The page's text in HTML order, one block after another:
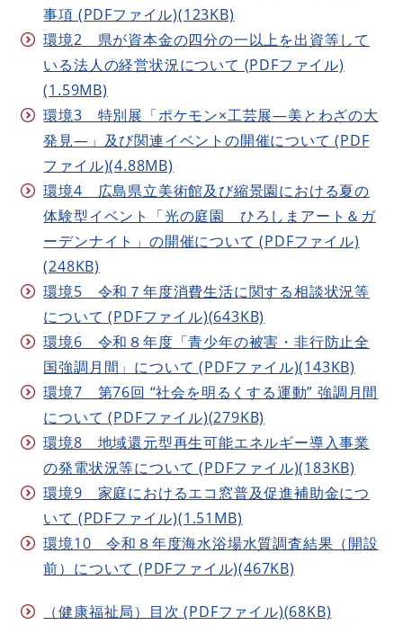
事項 (PDFファイル)(123KB)
環境2 県が資本金の四分の一以上を出資等して
いる法人の経営状況について (PDFファイル)
(1.59MB)
環境3 特別展「ポケモン×工芸展―美とわざの大
発見―」及び関連イベントの開催について (PDF
ファイル)(4.88MB)
環境4 広島県立美術館及び縮景園における夏の
体験型イベント「光の庭園 ひろしまアート＆ガ
ーデンナイト」の開催について (PDFファイル)
(248KB)
環境5 令和７年度消費生活に関する相談状況等
について (PDFファイル)(643KB)
環境6 令和８年度「青少年の被害・非行防止全
国強調月間」について (PDFファイル)(143KB)
環境7 第76回 “社会を明るくする運動” 強調月間
について (PDFファイル)(279KB)
環境8 地域還元型再生可能エネルギー導入事業
の発電状況等について (PDFファイル)(183KB)
環境9 家庭におけるエコ窓普及促進補助金につ
いて (PDFファイル)(1.51MB)
環境10 令和８年度海水浴場水質調査結果（開設
前）について (PDFファイル)(467KB)
（健康福祉局）目次 (PDFファイル)(68KB)